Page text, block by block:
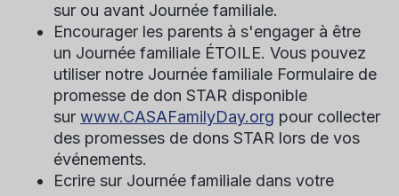
sur ou avant Journée familiale.
Encourager les parents à s'engager à être
un Journée familiale ÉTOILE. Vous pouvez
utiliser notre Journée familiale Formulaire de
promesse de don STAR disponible
sur www.CASAFamilyDay.org pour collecter
des promesses de dons STAR lors de vos
événements.
Ecrire sur Journée familiale dans votre